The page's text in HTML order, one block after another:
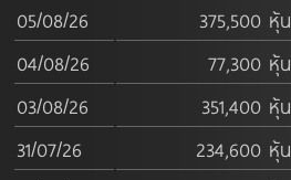
05/08/26 375,500 หุ้น
04/08/26
77,300 หุ้น
03/08/26
351,400 หุ้น
31/07/26
234,600 หุ้น